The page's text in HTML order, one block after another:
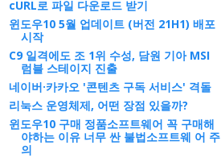
cURL로 파일 다운로드 받기
윈도우10 5월 업데이트 (버전 21H1) 배포
시작
C9 일격에도 조 1위 수성, 담원 기아 MSI
럼블 스테이지 진출
네이버·카카오 '콘텐츠 구독 서비스' 격돌
리눅스 운영체제, 어떤 장점 있을까?
윈도우10 구매 정품소프트웨어 꼭 구매해
야하는 이유 너무 싼 불법소프트웨 어 주
의